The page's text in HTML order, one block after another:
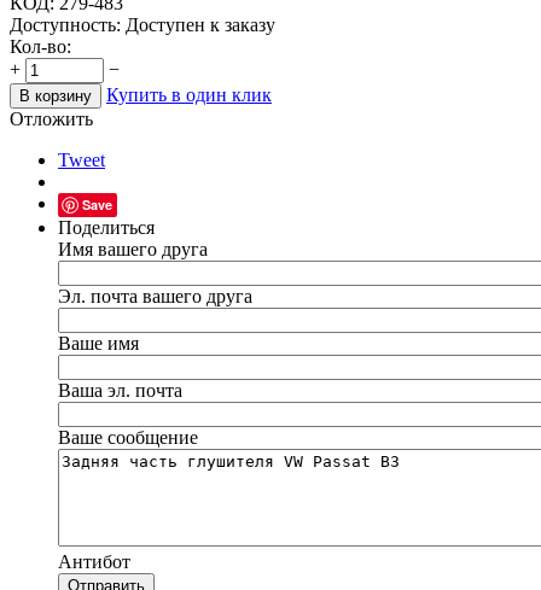
Доступность: Доступен к заказу
Кол-во:
+
−
В корзину
Купить в один клик
Отложить
Tweet
Save
Поделиться
Имя вашего друга
Эл. почта вашего друга
Ваше имя
Ваша эл. почта
Ваше сообщение
Антибот
Отправить